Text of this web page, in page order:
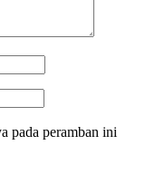
pada peramban ini